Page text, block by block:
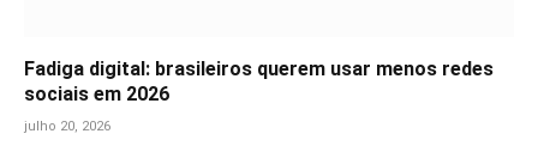
Fadiga digital: brasileiros querem usar menos redes
sociais em 2026
julho 20, 2026